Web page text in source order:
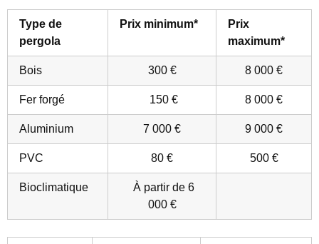
Type de
pergola
Prix minimum*
Prix
maximum*
Bois 300 € 8 000 €
Fer forgé 150 € 8 000 €
Aluminium 7 000 € 9 000 €
PVC 80 € 500 €
Bioclimatique
À partir de 6
000 €